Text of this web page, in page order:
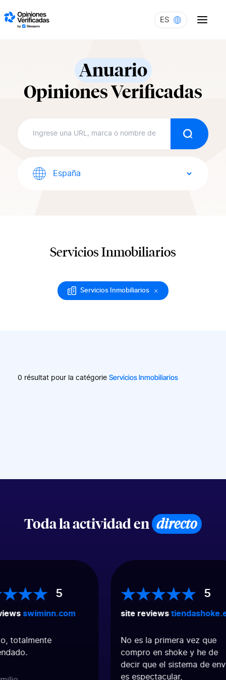
ES
Anuario
Opiniones Verificadas
Buscar
Servicios Inmobiliarios
Servicios Inmobiliarios
0 résultat pour la catégorie Servicios Inmobiliarios
Toda la actividad en directo
5
swiminn.com
totalmente
5
site reviews
No es la primera vez que
compro en shoke y he de
decir que el sistema de
es espectacular,